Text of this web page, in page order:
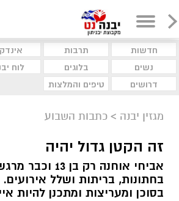
חדשות תרבות
נשים
בלוגים לוח
דרושים
טיפים והמלצות
מגזין יבנה > כתבות השבוע
זה הקטן גדול יהיה
אביחי אוחנה רק
בחתונות, בריתות ושלל
בסוכן ומעריצות ומתכנן להיות